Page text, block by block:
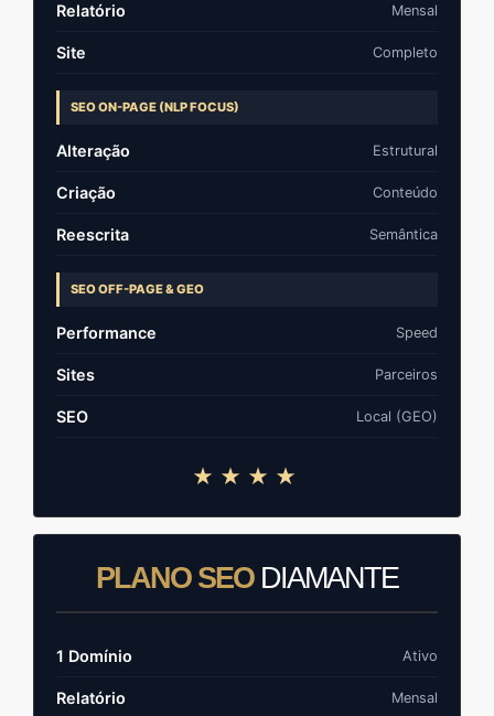
Relatório Mensal
Site Completo
SEO ON-PAGE (NLP FOCUS)
Alteração Estrutural
Criação Conteúdo
Reescrita Semântica
SEO OFF-PAGE & GEO
Performance Speed
Sites Parceiros
SEO Local (GEO)
★★★★
PLANO SEO DIAMANTE
1 Domínio Ativo
Relatório Mensal